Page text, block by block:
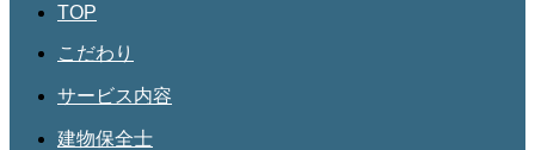
TOP
こだわり
サービス内容
建物保全士